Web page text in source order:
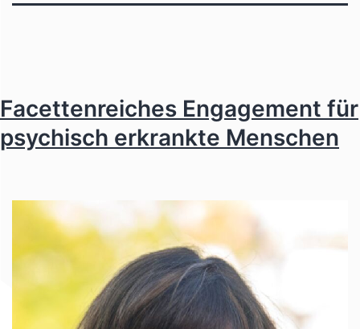
Facettenreiches Engagement für
psychisch erkrankte Menschen